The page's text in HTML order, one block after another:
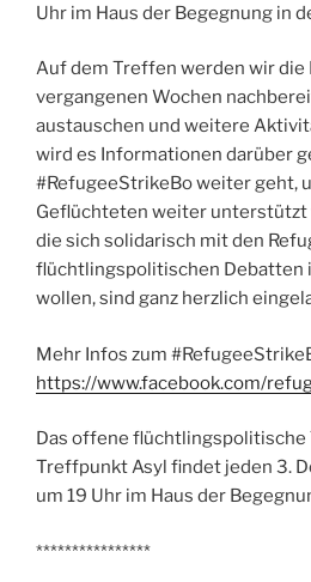
Uhr im Haus der Begegnung in
Auf dem Treffen werden wir die
vergangenen Wochen
austauschen und weitere
wird es Informationen darüber
#RefugeeStrikeBo weiter geht,
Geflüchteten weiter unterstützt
die sich solidarisch mit den
flüchtlingspolitischen Debatten
wollen, sind ganz herzlich
Mehr Infos zum
https://www.facebook.com/
Das offene flüchtlingspolitische
Treffpunkt Asyl findet jeden 3.
um 19 Uhr im Haus der
****************